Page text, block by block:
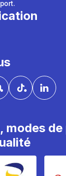
modes